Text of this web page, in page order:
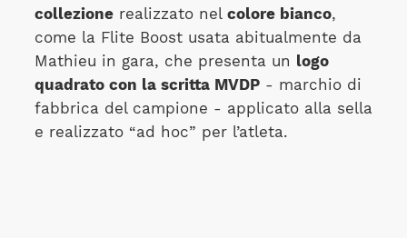
collezionerealizzato nel colore bianco,
come la Flite Boost usata abitualmente da
Mathieu in gara, che presenta un logo
quadrato con la scritta MVDP- marchio di
fabbrica del campione - applicato alla sella
e realizzato “ad hoc” per l’atleta.